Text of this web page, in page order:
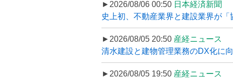
►2026/08/06 00:50 日本経済新聞
史上初、不動産業界と建設業界が
►2026/08/05 20:50 産経ニュース
清水建設と建物管理業務のDX化に
►2026/08/05 19:50 産経ニュース